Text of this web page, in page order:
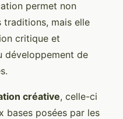
permet non
traditions, mais elle
critique et
développement de
créative, celle-ci
bases posées par les